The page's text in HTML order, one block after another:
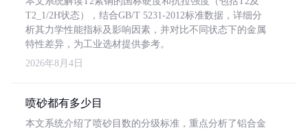
T2_1/2H状态），结合GB/T 5231-2012标准数据，详细分
析其力学性能指标及影响因素，并对比不同状态下的金属
特性差异，为工业选材提供参考。
2026年8月4日
喷砂都有多少目
本文系统介绍了喷砂目数的分级标准，重点分析了铝合金